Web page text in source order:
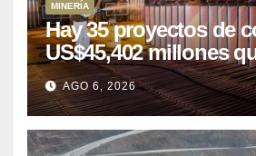
MINERÍA
Hay 35 proyectos de
US$45,402 millones
puede aprovechar
AGO 6, 2026